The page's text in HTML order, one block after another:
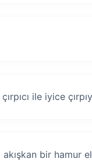
ile iyice
bir hamur